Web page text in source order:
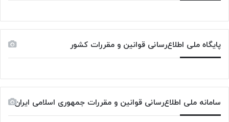
پایگاه ملی اطلاع‌رسانی قوانین و مقررات کشور
سامانه ملی اطلاع‌رسانی قوانین و مقررات جمهوری اسلامی ایران